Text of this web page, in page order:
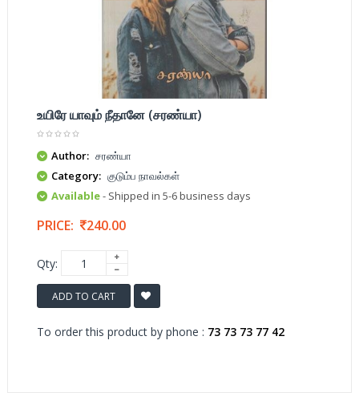
உயிரே யாவும் நீதானே (சரண்யா)
Author: சரண்யா
Category: குடும்ப நாவல்கள்
Available- Shipped in 5-6 business days
PRICE: 240.00
Qty:
ADD TO CART
To order this product by phone : 73 73 73 77 42